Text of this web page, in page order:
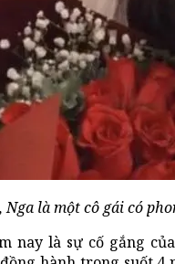
Nga là một cô gái có
nay là sự cố gắng